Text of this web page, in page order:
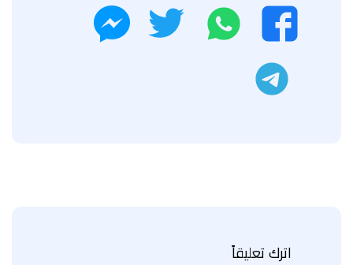
فيسبوك
واتساب تويتر
اترك تعليقاً